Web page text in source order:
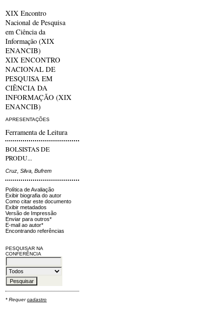
XIX Encontro
Nacional de Pesquisa
em Ciência da
Informação (XIX
ENANCIB)
XIX ENCONTRO
NACIONAL DE
PESQUISA EM
CIÊNCIA DA
INFORMAÇÃO (XIX
ENANCIB)
APRESENTAÇÕES
Ferramenta de Leitura
BOLSISTAS DE
PRODU...
Cruz, Silva, Bufrem
Política de Avaliação
Exibir biografia do autor
Como citar este documento
Exibir metadados
Versão de Impressão
Enviar para outros*
E-mail ao autor*
Encontrando referências
PESQUISAR NA
CONFERÊNCIA
* Requercadastro